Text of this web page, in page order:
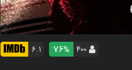
۴۰۰ 76% ۶.۱